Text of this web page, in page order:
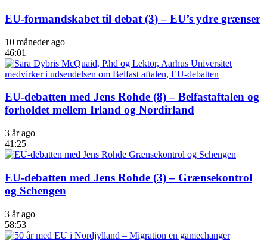
EU-formandskabet til debat (3) – EU’s ydre grænser
10 måneder ago
46:01
EU-debatten med Jens Rohde (8) – Belfastaftalen og
forholdet mellem Irland og Nordirland
3 år ago
41:25
EU-debatten med Jens Rohde (3) – Grænsekontrol
og Schengen
3 år ago
58:53